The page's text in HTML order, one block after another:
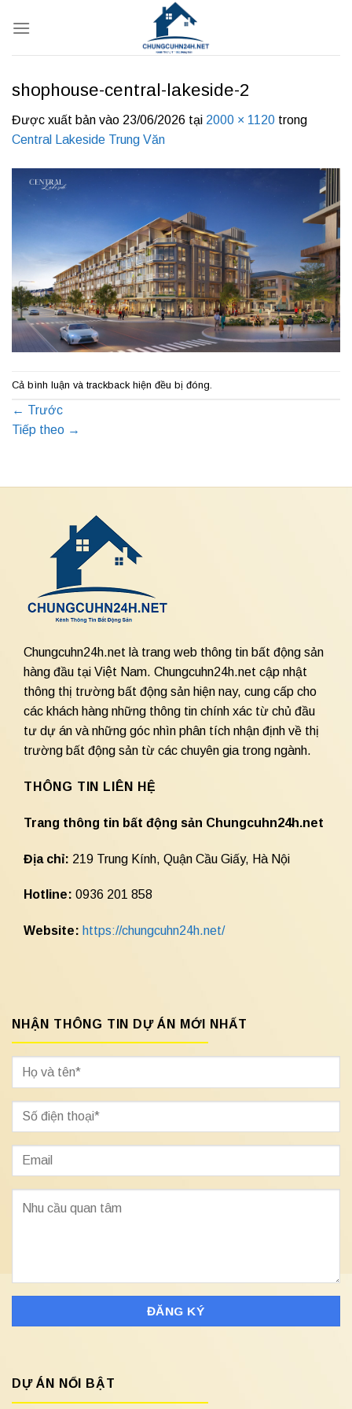
qua
shophouse-central-lakeside-2
Được xuất bản vào 23/06/2026 tại 2000 × 1120 trong
Central Lakeside Trung Văn
Cả bình luận và trackback hiện đều bị đóng.
← Trước
Tiếp theo →
Chungcuhn24h.net là trang web thông tin bất động sản
hàng đầu tại Việt Nam. Chungcuhn24h.net cập nhật
thông thị trường bất động sản hiện nay, cung cấp cho
các khách hàng những thông tin chính xác từ chủ đầu
tư dự án và những góc nhìn phân tích nhận định về thị
trường bất động sản từ các chuyên gia trong ngành.
THÔNG TIN LIÊN HỆ
Trang thông tin bất động sản Chungcuhn24h.net
Địa chỉ: 219 Trung Kính, Quận Cầu Giấy, Hà Nội
Hotline: 0936 201 858
Website: https://chungcuhn24h.net/
NHẬN THÔNG TIN DỰ ÁN MỚI NHẤT
DỰ ÁN NỔI BẬT